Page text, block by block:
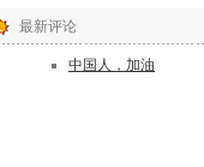
最新评论
中国人，加油